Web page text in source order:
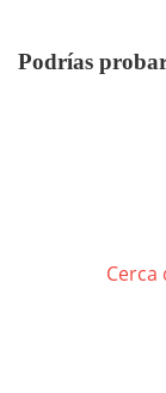
Podrías